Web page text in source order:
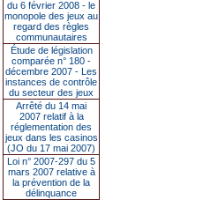
du 6 février 2008 - le
monopole des jeux au
regard des règles
communautaires
Étude de législation
comparée n° 180 -
décembre 2007 - Les
instances de contrôle
du secteur des jeux
Arrêté du 14 mai
2007 relatif à la
réglementation des
jeux dans les casinos
(JO du 17 mai 2007)
Loi n° 2007-297 du 5
mars 2007 relative à
la prévention de la
délinquance